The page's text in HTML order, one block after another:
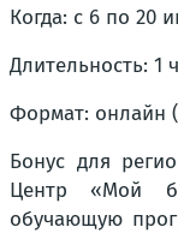
Когда: с 6 по 20
Длительность: 1
Формат: онлайн
Бонус для
Центр «Мой
обучающую